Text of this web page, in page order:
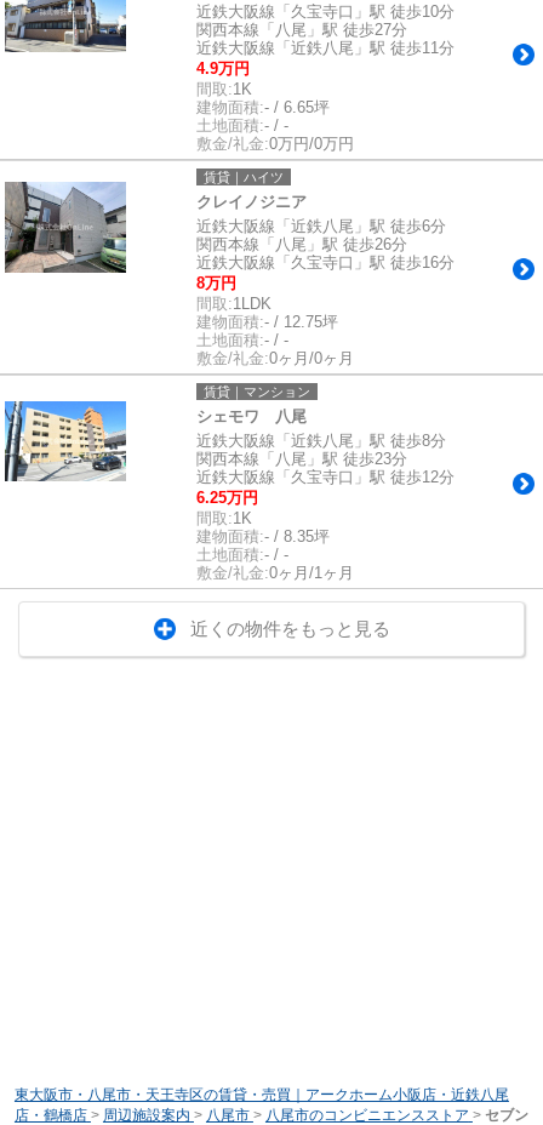
近鉄大阪線「久宝寺口」駅 徒歩10分
関西本線「八尾」駅 徒歩27分
近鉄大阪線「近鉄八尾」駅 徒歩11分
4.9万円
間取:1K
建物面積:- / 6.65坪
土地面積:- / -
敷金/礼金:0万円/0万円
賃貸｜ハイツ
クレイノジニア
近鉄大阪線「近鉄八尾」駅 徒歩6分
関西本線「八尾」駅 徒歩26分
近鉄大阪線「久宝寺口」駅 徒歩16分
8万円
間取:1LDK
建物面積:- / 12.75坪
土地面積:- / -
敷金/礼金:0ヶ月/0ヶ月
賃貸｜マンション
シェモワ 八尾
近鉄大阪線「近鉄八尾」駅 徒歩8分
関西本線「八尾」駅 徒歩23分
近鉄大阪線「久宝寺口」駅 徒歩12分
6.25万円
間取:1K
建物面積:- / 8.35坪
土地面積:- / -
敷金/礼金:0ヶ月/1ヶ月
近くの物件をもっと見る
東大阪市・八尾市・天王寺区の賃貸・売買｜アークホーム小阪店・近鉄八尾
店・鶴橋店 > 周辺施設案内 > 八尾市 > 八尾市のコンビニエンスストア > セブン